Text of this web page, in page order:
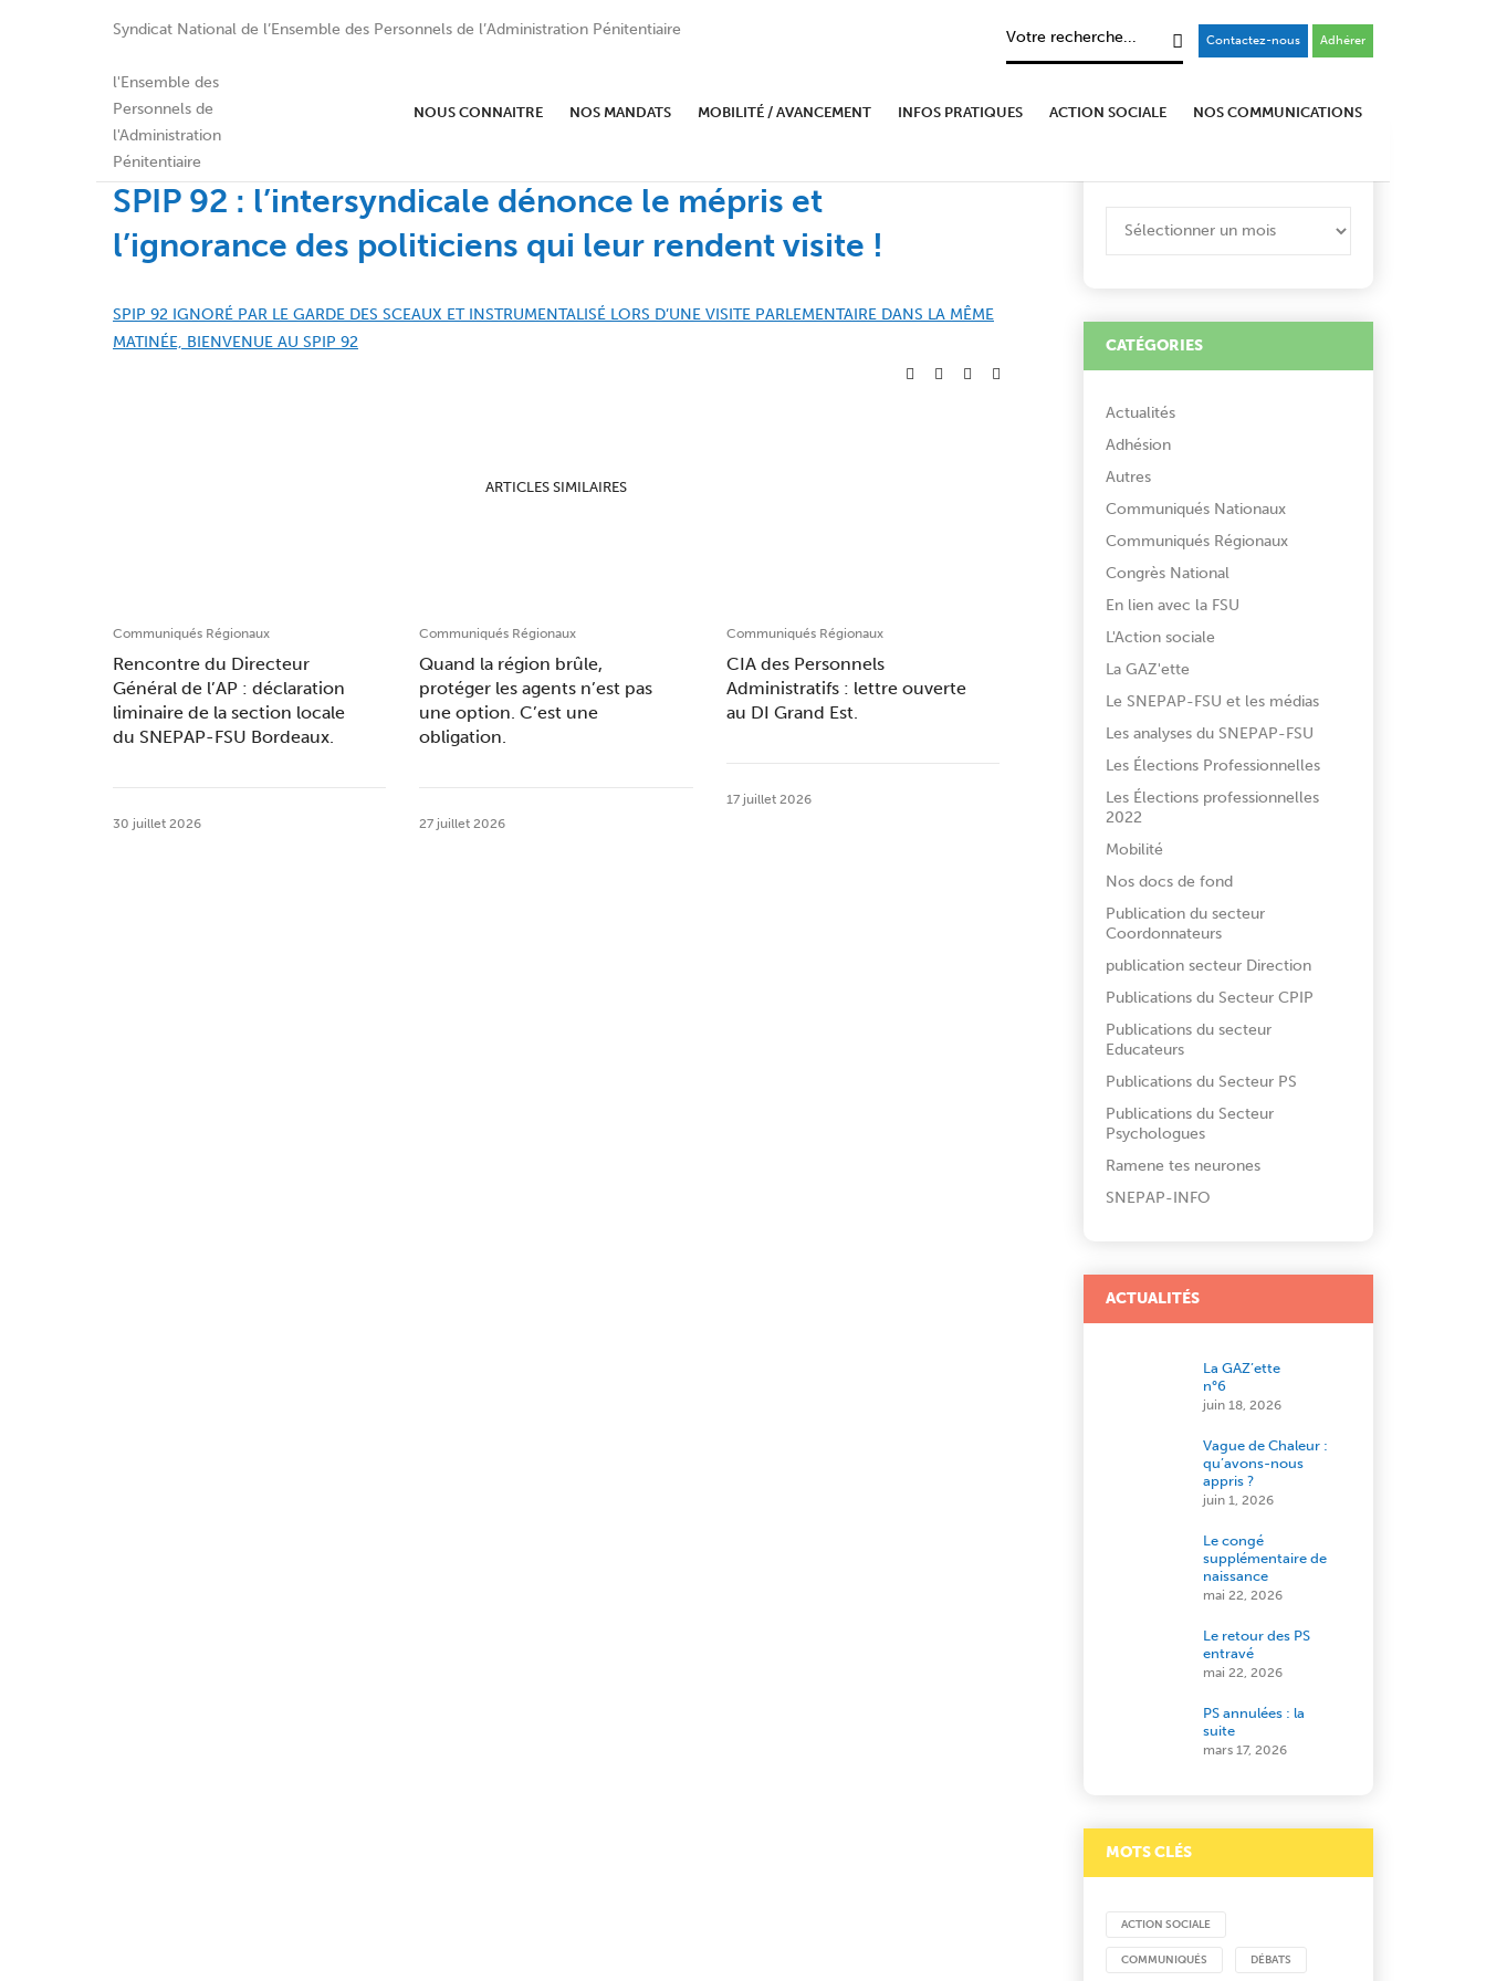
Syndicat National de l’Ensemble des Personnels de l’Administration Pénitentiaire
Contactez-nous Adhérer
NOUS CONNAITRE NOS MANDATS MOBILITÉ / AVANCEMENT INFOS PRATIQUES ACTION SOCIALE NOS COMMUNICATIONS
SPIP 92 : l’intersyndicale dénonce le mépris et
l’ignorance des politiciens qui leur rendent visite !
SPIP 92 IGNORÉ PAR LE GARDE DES SCEAUX ET INSTRUMENTALISÉ LORS D’UNE VISITE PARLEMENTAIRE DANS LA MÊME
MATINÉE, BIENVENUE AU SPIP 92
ARTICLES SIMILAIRES
Communiqués Régionaux
Rencontre du Directeur
Général de l’AP : déclaration
liminaire de la section locale
du SNEPAP-FSU Bordeaux.
30 juillet 2026
Communiqués Régionaux
Quand la région brûle,
protéger les agents n’est pas
une option. C’est une
obligation.
27 juillet 2026
Communiqués Régionaux
CIA des Personnels
Administratifs : lettre ouverte
au DI Grand Est.
17 juillet 2026
CATÉGORIES
Actualités
Adhésion
Autres
Communiqués Nationaux
Communiqués Régionaux
Congrès National
En lien avec la FSU
L'Action sociale
La GAZ'ette
Le SNEPAP-FSU et les médias
Les analyses du SNEPAP-FSU
Les Élections Professionnelles
Les Élections professionnelles
2022
Mobilité
Nos docs de fond
Publication du secteur
Coordonnateurs
publication secteur Direction
Publications du Secteur CPIP
Publications du secteur
Educateurs
Publications du Secteur PS
Publications du Secteur
Psychologues
Ramene tes neurones
SNEPAP-INFO
ACTUALITÉS
La GAZ’ette
n°6
juin 18, 2026
Vague de Chaleur :
qu’avons-nous
appris ?
juin 1, 2026
Le congé
supplémentaire de
naissance
mai 22, 2026
Le retour des PS
entravé
mai 22, 2026
PS annulées : la
suite
mars 17, 2026
MOTS CLÉS
ACTION SOCIALE
COMMUNIQUÉS DÉBATS